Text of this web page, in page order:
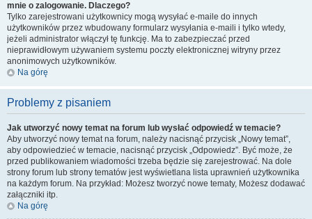
mnie o zalogowanie. Dlaczego?
Tylko zarejestrowani użytkownicy mogą wysyłać e-maile do innych
użytkowników przez wbudowany formularz wysyłania e-maili i tylko wtedy,
jeżeli administrator włączył tę funkcję. Ma to zabezpieczać przed
nieprawidłowym używaniem systemu poczty elektronicznej witryny przez
anonimowych użytkowników.
Na górę
Problemy z pisaniem
Jak utworzyć nowy temat na forum lub wysłać odpowiedź w temacie?
Aby utworzyć nowy temat na forum, należy nacisnąć przycisk „Nowy temat”,
aby odpowiedzieć w temacie, nacisnąć przycisk „Odpowiedz”. Być może, że
przed publikowaniem wiadomości trzeba będzie się zarejestrować. Na dole
strony forum lub strony tematów jest wyświetlana lista uprawnień użytkownika
na każdym forum. Na przykład: Możesz tworzyć nowe tematy, Możesz dodawać
załączniki itp.
Na górę